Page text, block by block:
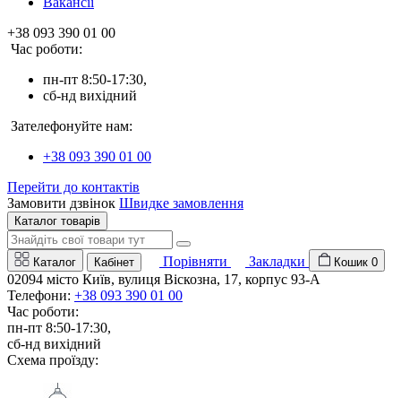
+38 093 390 01 00
Час роботи:
пн-пт 8:50-17:30,
сб-нд вихідний
Зателефонуйте нам:
+38 093 390 01 00
Перейти до контактів
Замовити дзвінок Швидке замовлення
Каталог товарів
Каталог Кабінет Порівняти Закладки Кошик 0
02094 місто Київ, вулиця Віскозна, 17, корпус 93-А
Телефони: +38 093 390 01 00
Час роботи:
пн-пт 8:50-17:30,
сб-нд вихідний
Схема проїзду: